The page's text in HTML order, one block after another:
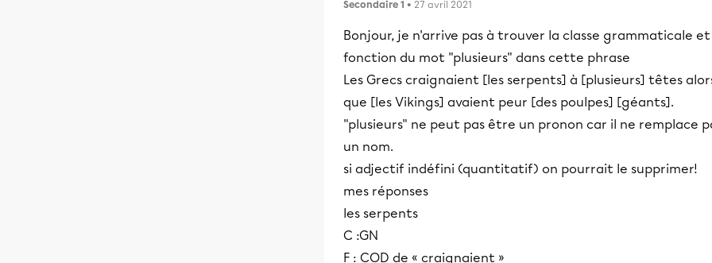
Secondaire 1 • 27 avril 2021
Bonjour, je n'arrive pas à trouver la classe grammaticale et
fonction du mot "plusieurs" dans cette phrase
Les Grecs craignaient [les serpents] à [plusieurs] têtes
que [les Vikings] avaient peur [des poulpes] [géants].
"plusieurs" ne peut pas être un pronon car il ne remplace
un nom.
si adjectif indéfini (quantitatif) on pourrait le supprimer!
mes réponses
les serpents
C :GN
F : COD de « craignaient »